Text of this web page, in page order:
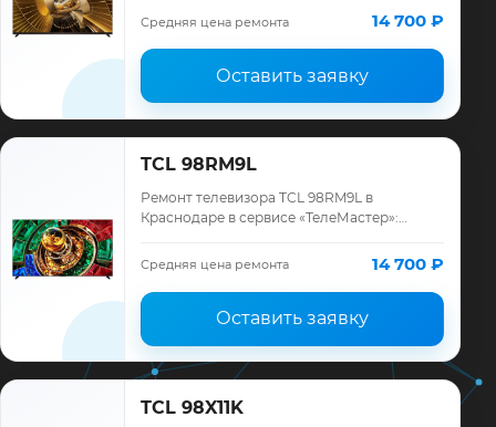
ремонта, запчасти и гарантия до 12
месяцев.
Средняя цена ремонта 14 700 ₽
Оставить заявку
TCL 98RM9L
Ремонт телевизора TCL 98RM9L в
Краснодаре в сервисе «ТелеМастер»:
ремонта, запчасти и гарантия до 12
Средняя цена ремонта 14 700 ₽
Оставить заявку
TCL 98X11K